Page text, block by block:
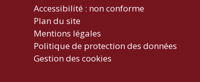
Accessibilité : non conforme
Plan du site
Mentions légales
Politique de protection des données
Gestion des cookies